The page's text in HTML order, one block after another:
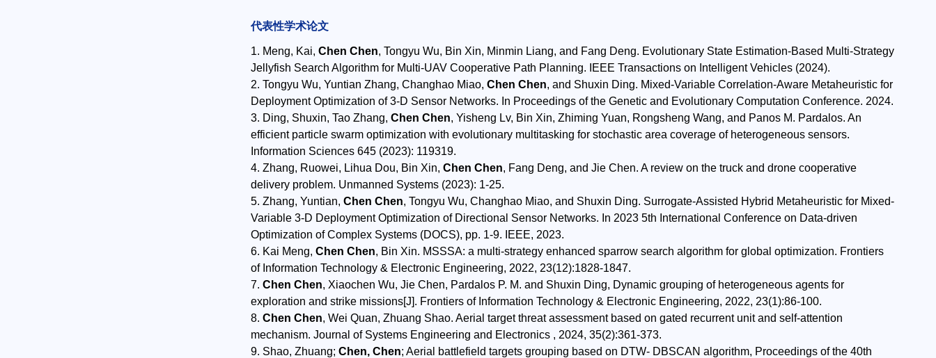
代表性学术论文
1. Meng, Kai, Chen Chen, Tongyu Wu, Bin Xin, Minmin Liang, and Fang Deng. Evolutionary State Estimation-Based Multi-Strategy
Jellyfish Search Algorithm for Multi-UAV Cooperative Path Planning. IEEE Transactions on Intelligent Vehicles (2024).
2. Tongyu Wu, Yuntian Zhang, Changhao Miao, Chen Chen, and Shuxin Ding. Mixed-Variable Correlation-Aware Metaheuristic for
Deployment Optimization of 3-D Sensor Networks. In Proceedings of the Genetic and Evolutionary Computation Conference. 2024.
3. Ding, Shuxin, Tao Zhang, Chen Chen, Yisheng Lv, Bin Xin, Zhiming Yuan, Rongsheng Wang, and Panos M. Pardalos. An
efficient particle swarm optimization with evolutionary multitasking for stochastic area coverage of heterogeneous sensors.
Information Sciences 645 (2023): 119319.
4. Zhang, Ruowei, Lihua Dou, Bin Xin, Chen Chen, Fang Deng, and Jie Chen. A review on the truck and drone cooperative
delivery problem. Unmanned Systems (2023): 1-25.
5. Zhang, Yuntian, Chen Chen, Tongyu Wu, Changhao Miao, and Shuxin Ding. Surrogate-Assisted Hybrid Metaheuristic for Mixed-
Variable 3-D Deployment Optimization of Directional Sensor Networks. In 2023 5th International Conference on Data-driven
Optimization of Complex Systems (DOCS), pp. 1-9. IEEE, 2023.
6. Kai Meng, Chen Chen, Bin Xin. MSSSA: a multi-strategy enhanced sparrow search algorithm for global optimization. Frontiers
of Information Technology & Electronic Engineering, 2022, 23(12):1828-1847.
7. Chen Chen, Xiaochen Wu, Jie Chen, Pardalos P. M. and Shuxin Ding, Dynamic grouping of heterogeneous agents for
exploration and strike missions[J]. Frontiers of Information Technology & Electronic Engineering, 2022, 23(1):86-100.
8. Chen Chen, Wei Quan, Zhuang Shao. Aerial target threat assessment based on gated recurrent unit and self-attention
mechanism. Journal of Systems Engineering and Electronics , 2024, 35(2):361-373.
9. Shao, Zhuang; Chen, Chen; Aerial battlefield targets grouping based on DTW- DBSCAN algorithm, Proceedings of the 40th